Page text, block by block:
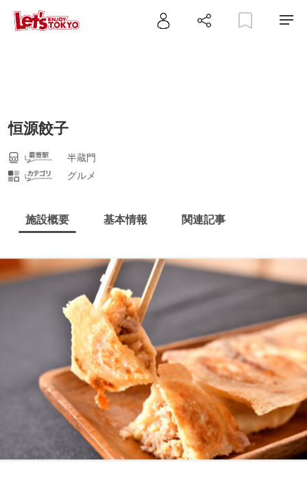
恒源餃子
半蔵門
グルメ
施設概要 基本情報 関連記事